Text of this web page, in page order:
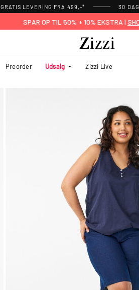
GRATIS LEVERING FRA 499,-* 30
SPAR OP TIL 50% + 10% EKSTRA |
Preorder Udsalg Zizzi Live